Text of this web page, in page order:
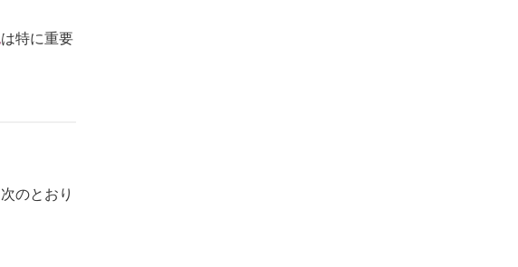
は特に重要
のとおり